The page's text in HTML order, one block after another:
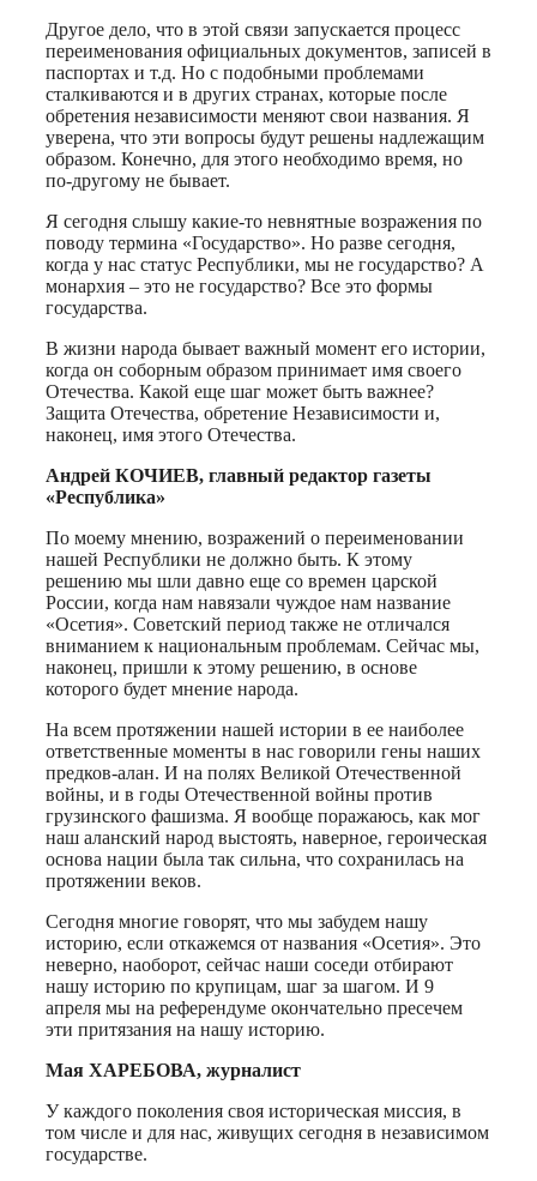
Другое дело, что в этой связи запускается процесс
переименования официальных документов, записей в
паспортах и т.д. Но с подобными проблемами
сталкиваются и в других странах, которые после
обретения независимости меняют свои названия. Я
уверена, что эти вопросы будут решены надлежащим
образом. Конечно, для этого необходимо время, но
по-другому не бывает.
Я сегодня слышу какие-то невнятные возражения по
поводу термина «Государство». Но разве сегодня,
когда у нас статус Республики, мы не государство? А
монархия – это не государство? Все это формы
государства.
В жизни народа бывает важный момент его истории,
когда он соборным образом принимает имя своего
Отечества. Какой еще шаг может быть важнее?
Защита Отечества, обретение Независимости и,
наконец, имя этого Отечества.
Андрей КОЧИЕВ, главный редактор газеты
«Республика»
По моему мнению, возражений о переименовании
нашей Республики не должно быть. К этому
решению мы шли давно еще со времен царской
России, когда нам навязали чуждое нам название
«Осетия». Советский период также не отличался
вниманием к национальным проблемам. Сейчас мы,
наконец, пришли к этому решению, в основе
которого будет мнение народа.
На всем протяжении нашей истории в ее наиболее
ответственные моменты в нас говорили гены наших
предков-алан. И на полях Великой Отечественной
войны, и в годы Отечественной войны против
грузинского фашизма. Я вообще поражаюсь, как мог
наш аланский народ выстоять, наверное, героическая
основа нации была так сильна, что сохранилась на
протяжении веков.
Сегодня многие говорят, что мы забудем нашу
историю, если откажемся от названия «Осетия». Это
неверно, наоборот, сейчас наши соседи отбирают
нашу историю по крупицам, шаг за шагом. И 9
апреля мы на референдуме окончательно пресечем
эти притязания на нашу историю.
Мая ХАРЕБОВА, журналист
У каждого поколения своя историческая миссия, в
том числе и для нас, живущих сегодня в независимом
государстве.